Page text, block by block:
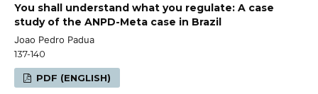
You shall understand what you regulate: A case
study of the ANPD-Meta case in Brazil
Joao Pedro Padua
137-140
PDF (ENGLISH)